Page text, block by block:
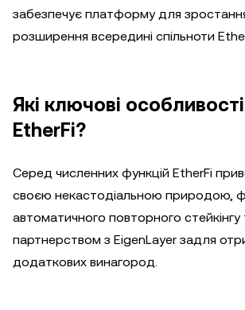
забезпечує платформу для
розширення всередині спільноти
Які ключові
EtherFi?
Серед численних функцій EtherFi
своєю некастодіальною природою,
автоматичного повторного стейкінгу
партнерством з EigenLayer задля
додаткових винагород.